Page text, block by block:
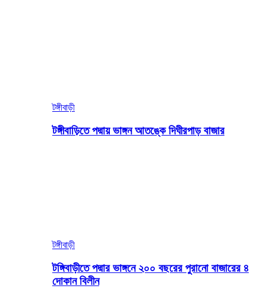
টঙ্গীবাড়ী
টঙ্গীবাড়িতে পদ্মায় ভাঙ্গন আতঙ্কে দিঘীরপাড় বাজার
টঙ্গীবাড়ী
টঙ্গিবাড়ীতে পদ্মার ভাঙ্গনে ২০০ বছরের পুরানো বাজারের ৪
দোকান বিলীন